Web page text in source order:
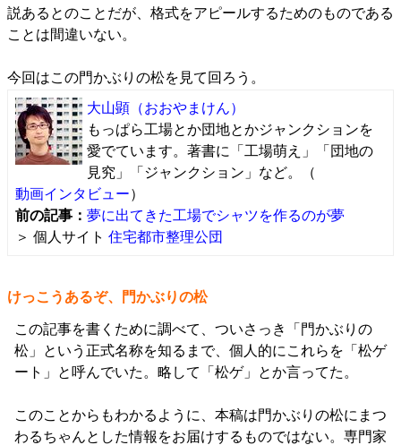
説あるとのことだが、格式をアピールするためのものである
ことは間違いない。
今回はこの門かぶりの松を見て回ろう。
大山顕 （おおやまけん）
もっぱら工場とか団地とかジャンクションを
愛でています。著書に「工場萌え」「団地の
見究」「ジャンクション」など。（
動画インタビュー）
前の記事： 夢に出てきた工場でシャツを作るのが夢
＞ 個人サイト 住宅都市整理公団
けっこうあるぞ、門かぶりの松
この記事を書くために調べて、ついさっき「門かぶりの
松」という正式名称を知るまで、個人的にこれらを「松ゲ
ート」と呼んでいた。略して「松ゲ」とか言ってた。
このことからもわかるように、本稿は門かぶりの松にまつ
わるちゃんとした情報をお届けするものではない。専門家